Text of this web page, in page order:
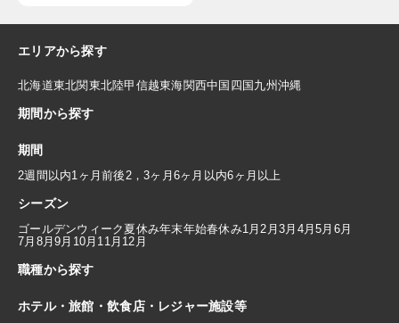
エリアから探す
北海道東北関東北陸甲信越東海関西中国 四国九州沖縄
期間から探す
期間
2週間以内1ヶ月前後 2，3ヶ月 6ヶ月以内6ヶ月以上
シーズン
ゴールデンウィーク 夏休み年末年始春休み1月 2月3月 4月5月 6月
7月 8月9月 10月 11月 12月
職種から探す
ホテル・旅館・飲食店・レジャー施設等